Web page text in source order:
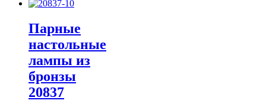
Парные
настольные
лампы из
бронзы
20837